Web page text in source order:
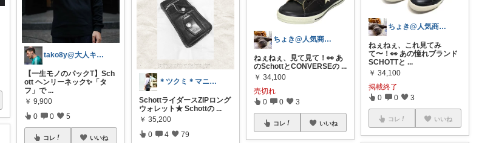
tako8y@大人キレカジ×清潔感
【一生モノのパックT】Sch
ott ヘンリーネック✨「タ
フ」で ...
￥ 9,900
0 0 5
コレ いいね
＊ツクミ＊マニアッ区💗区民№43
SchottライダースZIPロング
ウォレット★ Schottの ...
￥ 35,200
0 4 79
ちょき@人気商品紹介いつも購入ありがとう
ねぇねぇ、見て見て！👀 あ
のSchottとCONVERSEの ...
￥ 34,100
売切れ
0 0 3
コレ いいね
ちょき@人気商品紹介いつも購入ありがとう
ねぇねぇ、これ見てみ
て〜！👀 あの憧れブランド
SCHOTTと ...
￥ 34,100
掲載終了
0 0 3
コレ いいね